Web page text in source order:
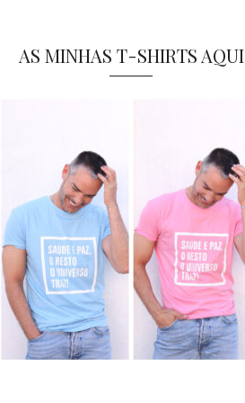
AS MINHAS T-SHIRTS AQUI